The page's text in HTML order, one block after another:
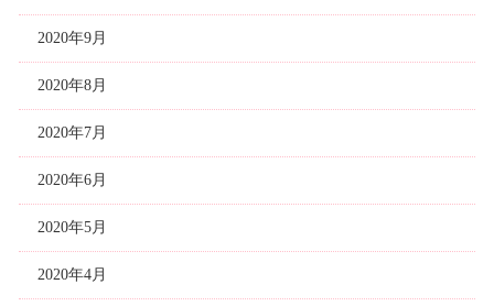
2020年9月
2020年8月
2020年7月
2020年6月
2020年5月
2020年4月